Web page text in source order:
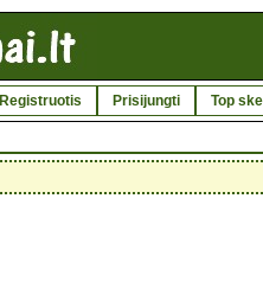
Registruotis Prisijungti Top